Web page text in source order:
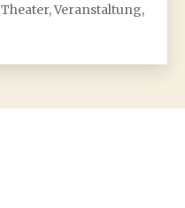
Theater,Veranstaltung,